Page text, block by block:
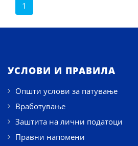
1
УСЛОВИ И ПРАВИЛА
Општи услови за патување
Вработување
Заштита на лични податоци
Правни напомени